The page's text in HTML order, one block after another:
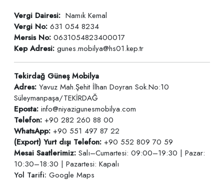
Vergi Dairesi: Namık Kemal
Vergi No: 631 054 8234
Mersis No: 0631054823400017
Kep Adresi: gunes.mobilya@hs01.kep.tr
Tekirdağ Güneş Mobilya
Adres: Yavuz Mah.Şehit İlhan Doyran Sok.No:10
Süleymanpaşa/TEKİRDAĞ
Eposta: info@niyazigunesmobilya.com
Telefon: +90 282 260 88 00
WhatsApp: +90 551 497 87 22
(Export) Yurt dışı Telefon: +90 552 809 70 59
Mesai Saatlerimiz: Salı–Cumartesi: 09:00–19:30 | Pazar:
10:30–18:30 | Pazartesi: Kapalı
Yol Tarifi: Google Maps